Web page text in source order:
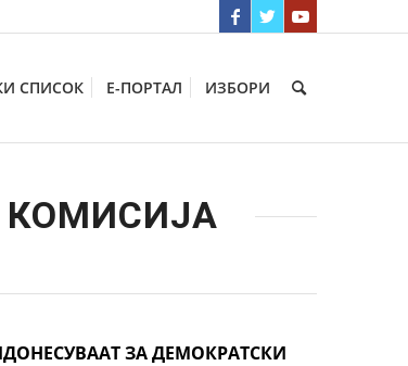
СПИСОК Е-ПОРТАЛ ИЗБОРИ
ЗА ДЕМОКРАТСКИ